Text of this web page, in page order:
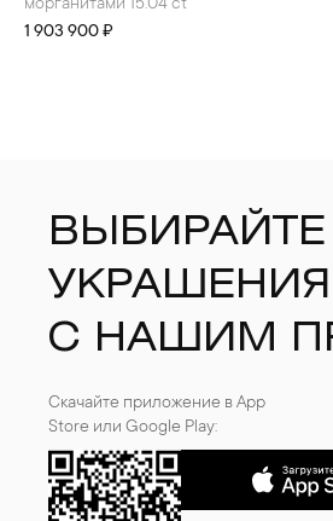
морганитами 15.04 ct
1 903 900 ₽
С НАШИМ
Скачайте приложение в App
Store или Google Play: